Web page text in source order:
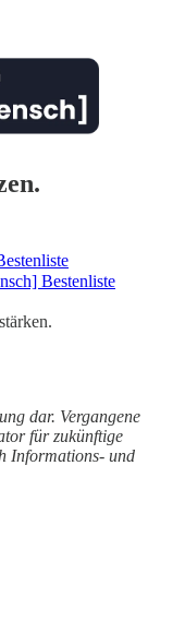
Bestenliste
dar. Vergangene
für zukünftige
Informations- und